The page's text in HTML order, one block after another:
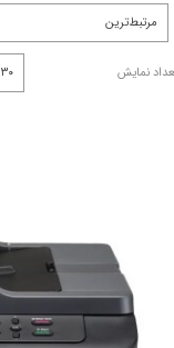
مرتبط‌ترین
نمایش ۳۰